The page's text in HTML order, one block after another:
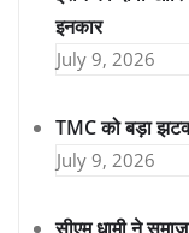
इनकार
July 9, 2026
TMC को बड़ा
July 9, 2026